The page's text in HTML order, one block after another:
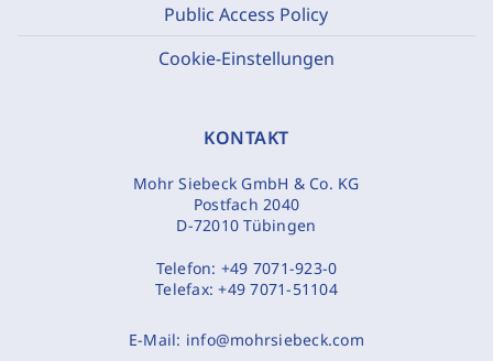
Public Access Policy
Cookie-Einstellungen
KONTAKT
Mohr Siebeck GmbH & Co. KG
Postfach 2040
D-72010 Tübingen
Telefon: +49 7071-923-0
Telefax:+49 7071-51104
E-Mail: info@mohrsiebeck.com